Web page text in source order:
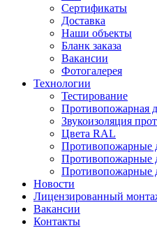
Сертификаты
Доставка
Наши объекты
Бланк заказа
Вакансии
Фотогалерея
Технологии
Тестирование
Противопожарная
Звукоизоляция
Цвета RAL
Противопожарные
Противопожарные
Противопожарные
Новости
Лицензированный
Вакансии
Контакты